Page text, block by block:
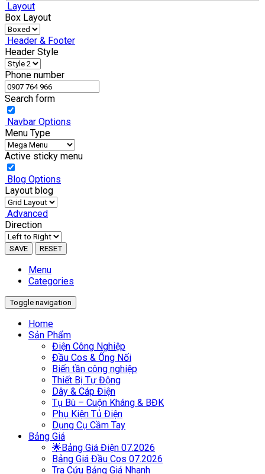
Layout
Box Layout
Header & Footer
Header Style
Phone number
Search form
Navbar Options
Menu Type
Active sticky menu
Blog Options
Layout blog
Advanced
Direction
SAVE RESET
Menu
Categories
Toggle navigation
Home
Sản Phẩm
Điện Công Nghiệp
Đầu Cos & Ống Nối
Biến tần công nghiệp
Thiết Bị Tự Động
Dây & Cáp Điện
Tụ Bù – Cuộn Kháng & BĐK
Phụ Kiện Tủ Điện
Dụng Cụ Cầm Tay
Bảng Giá
🌟Bảng Giá Điện 07.2026
Bảng Giá Đầu Cos 07.2026
Tra Cứu Bảng Giá Nhanh